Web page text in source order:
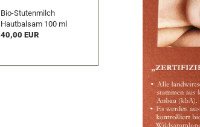
Bio-Stutenmilch
Hautbalsam 100 ml
40,00 EUR